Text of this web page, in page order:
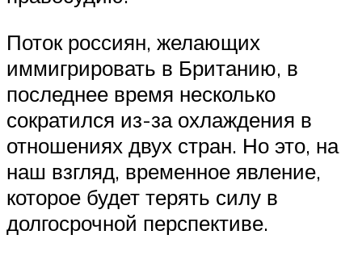
Поток россиян, желающих
иммигрировать в Британию, в
последнее время несколько
сократился из-за охлаждения в
отношениях двух стран. Но это, на
наш взгляд, временное явление,
которое будет терять силу в
долгосрочной перспективе.